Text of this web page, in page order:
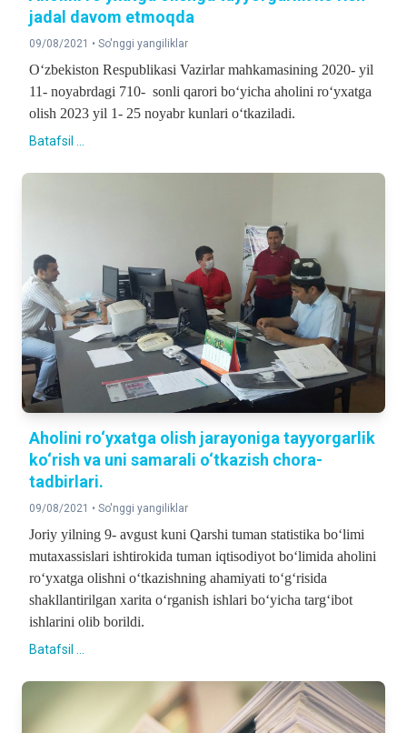
jadal davom etmoqda
09/08/2021 • So'nggi yangiliklar
O‘zbekiston Respublikasi Vazirlar mahkamasining 2020- yil
11- noyabrdagi 710- sonli qarori bo‘yicha aholini ro‘yxatga
olish 2023 yil 1- 25 noyabr kunlari o‘tkaziladi.
Batafsil ...
Aholini ro‘yxatga olish jarayoniga tayyorgarlik
ko‘rish va uni samarali o‘tkazish chora-
tadbirlari.
09/08/2021 • So'nggi yangiliklar
Joriy yilning 9- avgust kuni Qarshi tuman statistika bo‘limi
mutaxassislari ishtirokida tuman iqtisodiyot bo‘limida aholini
ro‘yxatga olishni o‘tkazishning ahamiyati to‘g‘risida
shakllantirilgan xarita o‘rganish ishlari bo‘yicha targ‘ibot
ishlarini olib borildi.
Batafsil ...